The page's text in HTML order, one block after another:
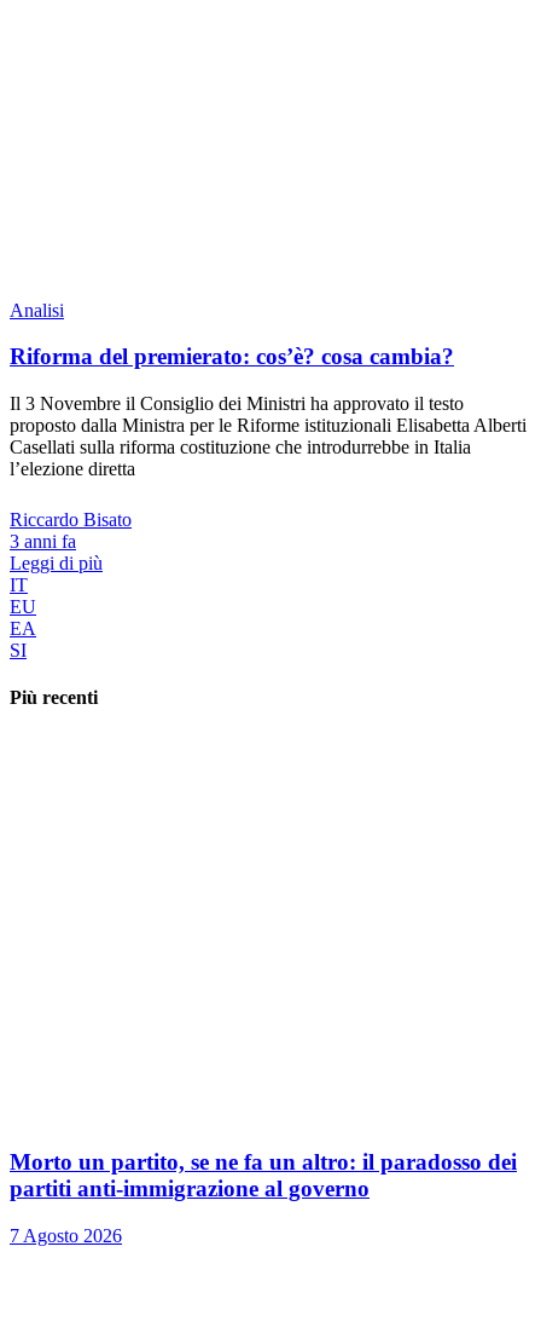
Analisi
Riforma del premierato: cos’è? cosa cambia?
Il 3 Novembre il Consiglio dei Ministri ha approvato il testo
proposto dalla Ministra per le Riforme istituzionali Elisabetta Alberti
Casellati sulla riforma costituzione che introdurrebbe in Italia
l’elezione diretta
Riccardo Bisato
3 anni fa
Leggi di più
IT
EU
EA
SI
Più recenti
Morto un partito, se ne fa un altro: il paradosso dei
partiti anti-immigrazione al governo
7 Agosto 2026